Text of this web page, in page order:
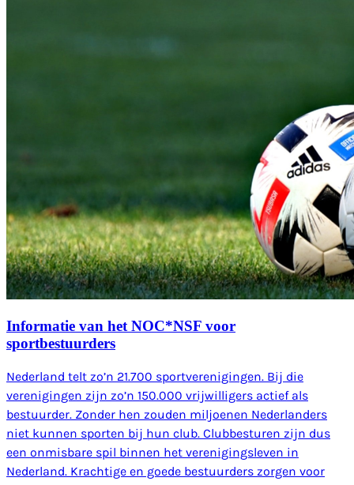
Informatie van het NOC*NSF voor
sportbestuurders
Nederland telt zo’n 21.700 sportverenigingen. Bij die
verenigingen zijn zo’n 150.000 vrijwilligers actief als
bestuurder. Zonder hen zouden miljoenen Nederlanders
niet kunnen sporten bij hun club. Clubbesturen zijn dus
een onmisbare spil binnen het verenigingsleven in
Nederland. Krachtige en goede bestuurders zorgen voor